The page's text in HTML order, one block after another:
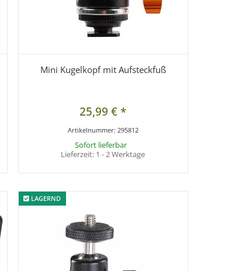
Mini Kugelkopf mit Aufsteckfuß
25,99 €*
Artikelnummer: 295812
Sofort lieferbar
Lieferzeit: 1 - 2 Werktage
LAGERND
LAGERND